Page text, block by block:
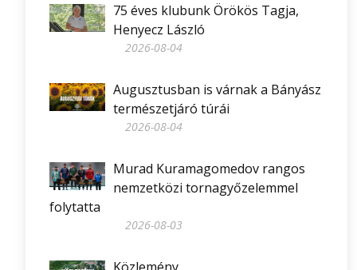
75 éves klubunk Örökös Tagja,
Henyecz László
2026-08-04
Augusztusban is várnak a Bányász
természetjáró túrái
2026-08-04
Murad Kuramagomedov rangos
nemzetközi tornagyőzelemmel
folytatta
2026-08-03